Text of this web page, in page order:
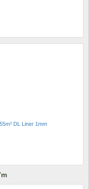
DL Liner 1mm